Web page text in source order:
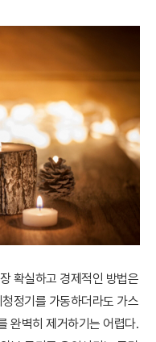
확실하고 경제적인 방법은
정기를 가동하더라도 가스
완벽히 제거하기는 어렵다.